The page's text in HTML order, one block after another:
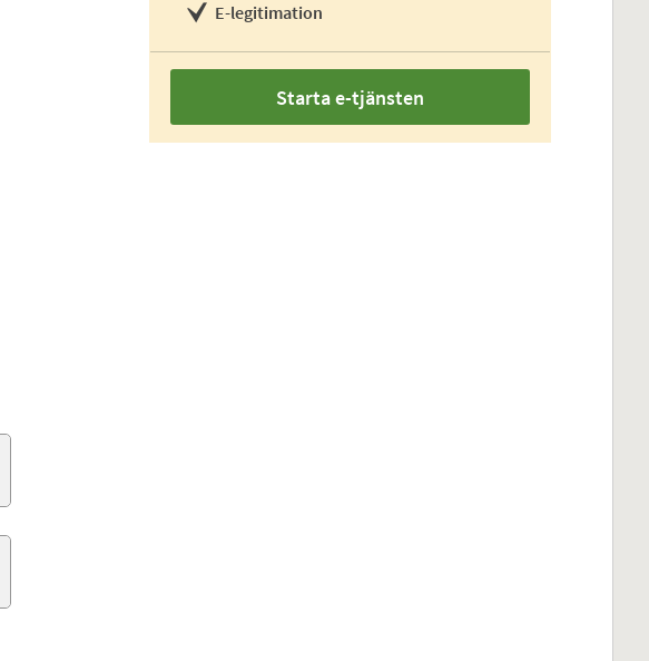
E-legitimation
Starta e-tjänsten